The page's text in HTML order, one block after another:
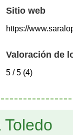
Sitio web
https://
Valoración de
5 / 5 (4)